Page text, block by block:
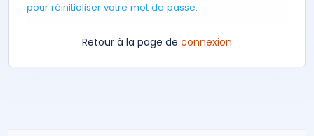
pour réinitialiser votre mot de passe.
Retour à la page de connexion